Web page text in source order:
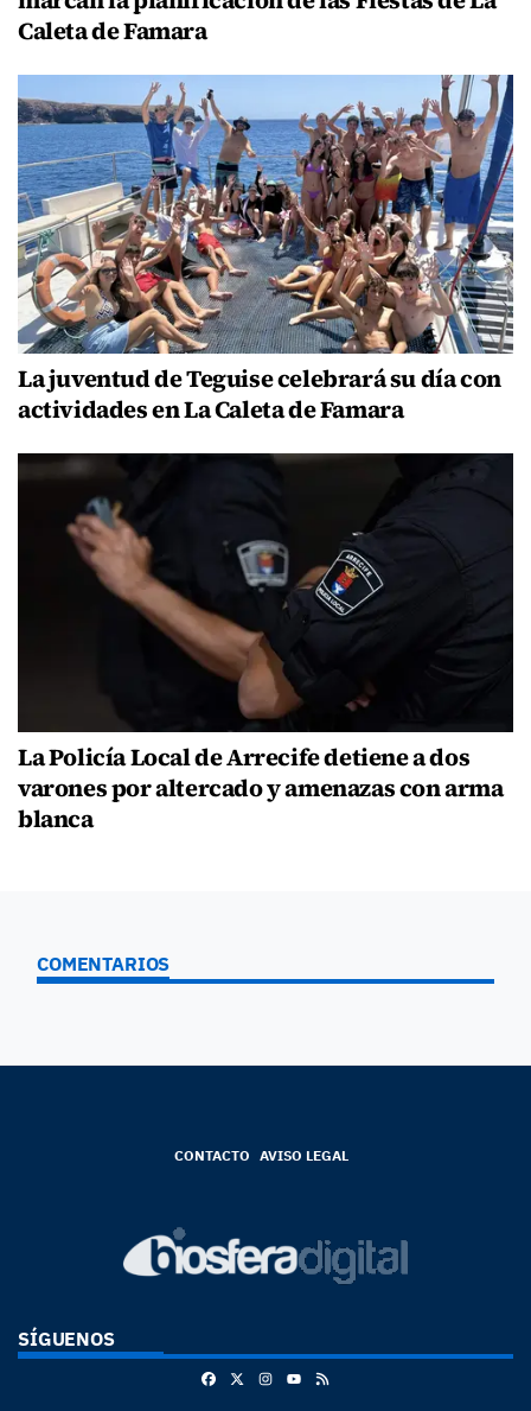
Caleta de Famara
La juventud de Teguise celebrará su día con
actividades en La Caleta de Famara
La Policía Local de Arrecife detiene a dos
varones por altercado y amenazas con arma
blanca
COMENTARIOS
CONTACTO AVISO LEGAL
SÍGUENOS
FacebookInstagram